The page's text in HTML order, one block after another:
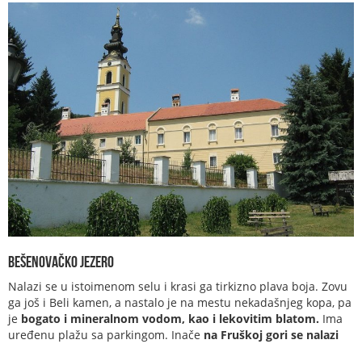
Bešenovačko jezero
Nalazi se u istoimenom selu i krasi ga tirkizno plava boja. Zovu
ga još i Beli kamen, a nastalo je na mestu nekadašnjeg kopa, pa
je bogato i mineralnom vodom, kao i lekovitim blatom. Ima
uređenu plažu sa parkingom. Inače na Fruškoj gori se nalazi